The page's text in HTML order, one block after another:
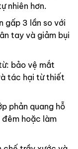
nhiên hơn.
gấp 3 lần so với
tay và giảm bụi
bảo vệ mắt
tác hại từ thiết
phản quang hỗ
hoặc làm